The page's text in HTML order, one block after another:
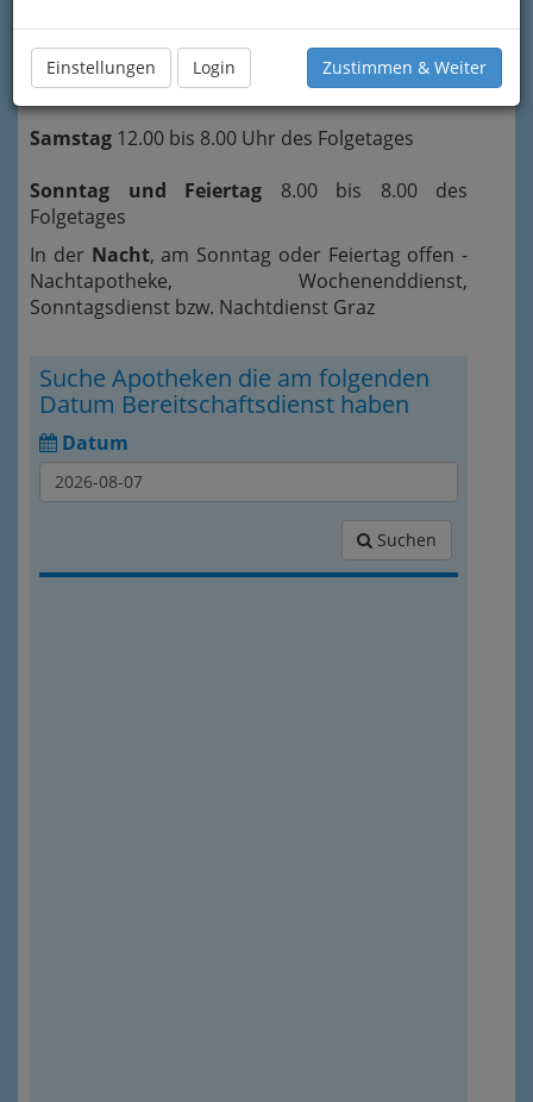
Einstellungen Login Zustimmen & Weiter
Nachtdienst oder Sonntagsdienst
Wochentag18.00 - 8.00 Uhr des Folgetages
Samstag 12.00 bis 8.00 Uhr des Folgetages
Sonntag und Feiertag 8.00 bis 8.00 des
Folgetages
In der Nacht, am Sonntag oder Feiertag offen -
Nachtapotheke, Wochenenddienst,
Sonntagsdienst bzw. Nachtdienst Graz
Suche Apotheken die am folgenden
Datum Bereitschaftsdienst haben
Datum
Suchen